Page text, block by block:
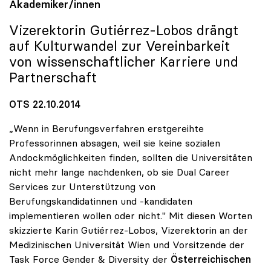
Akademiker/innen
Vizerektorin Gutiérrez-Lobos drängt
auf Kulturwandel zur Vereinbarkeit
von wissenschaftlicher Karriere und
Partnerschaft
OTS 22.10.2014
„Wenn in Berufungsverfahren erstgereihte
Professorinnen absagen, weil sie keine sozialen
Andockmöglichkeiten finden, sollten die Universitäten
nicht mehr lange nachdenken, ob sie Dual Career
Services zur Unterstützung von
Berufungskandidatinnen und -kandidaten
implementieren wollen oder nicht." Mit diesen Worten
skizzierte Karin Gutiérrez-Lobos, Vizerektorin an der
Medizinischen Universität Wien und Vorsitzende der
Task Force Gender & Diversity der Österreichischen